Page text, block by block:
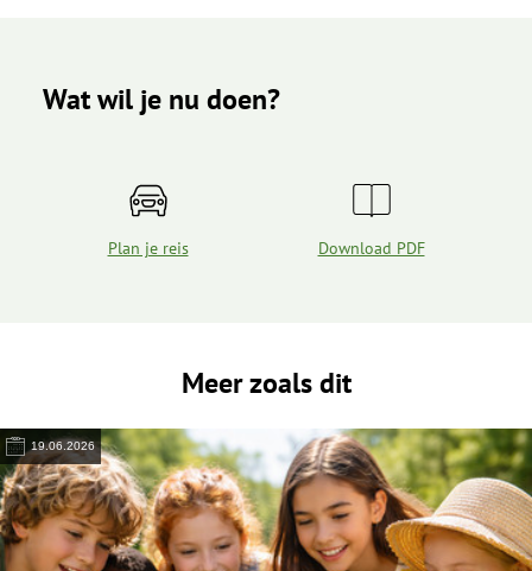
Wat wil je nu doen?
Plan je reis Download PDF
Meer zoals dit
19.06.2026